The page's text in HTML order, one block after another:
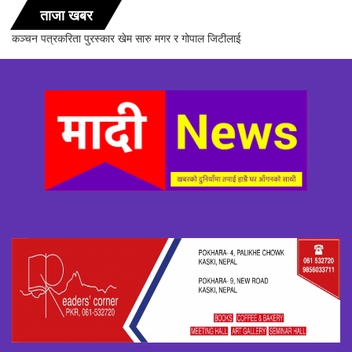
ताजा खबर
कञ्चन पत्रकरिता पुरस्कार खेम सारु मगर र गोपाल जिटीलाई